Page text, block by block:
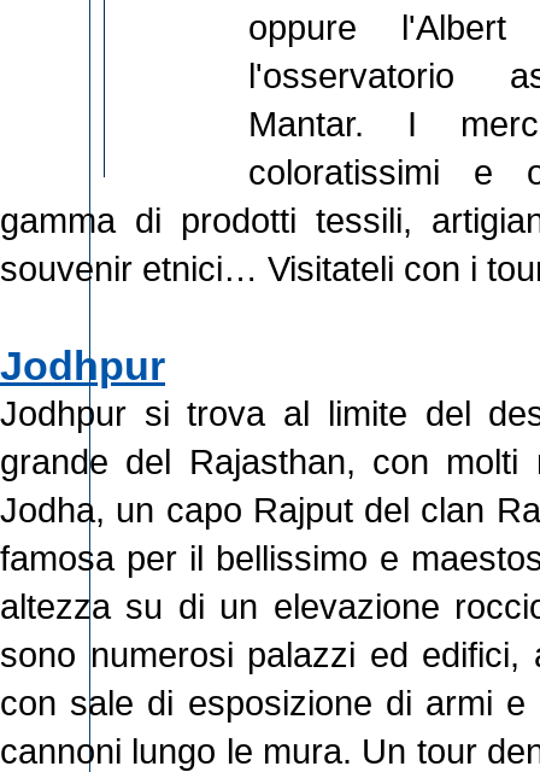
oppure
l'osservatorio
Mantar. I
coloratissimi e
gamma di prodotti tessili,
souvenir etnici… Visitateli con i
Jodhpur
Jodhpur si trova al limite del
grande del Rajasthan, con molti
Jodha, un capo Rajput del clan
famosa per il bellissimo e
altezza su di un elevazione
sono numerosi palazzi ed
con sale di esposizione di armi
cannoni lungo le mura. Un tour